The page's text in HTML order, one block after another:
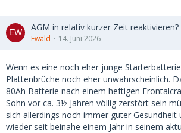
AGM in relativ kurzer Zeit reaktivieren?
Ewald 14. Juni 2026
Wenn es eine noch eher junge
Plattenbrüche noch eher unwahrscheinlich.
80Ah Batterie nach einem heftigen
Sohn vor ca. 3½ Jahren völlig zerstört sein
sich allerdings noch immer guter Gesundheit
wieder seit beinahe einem Jahr in seinem